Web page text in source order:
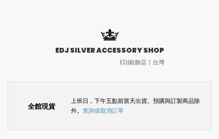
EDJ SILVER ACCESSORY SHOP
EDJ銀飾店〡台灣
全館現貨
上班日，下午五點前當天出貨。預購與訂製商品除
外。 查詢或取消訂單